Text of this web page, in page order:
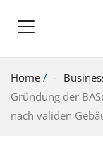
Home /
Gründung der
nach validen